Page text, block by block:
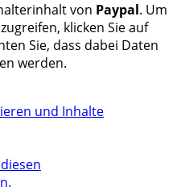
von Paypal. Um
klicken Sie auf
Sie, dass dabei Daten
werden.
und Inhalte